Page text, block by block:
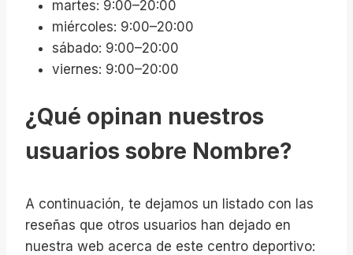
martes: 9:00–20:00
miércoles: 9:00–20:00
sábado: 9:00–20:00
viernes: 9:00–20:00
¿Qué opinan nuestros
usuarios sobre Nombre?
A continuación, te dejamos un listado con las
reseñas que otros usuarios han dejado en
nuestra web acerca de este centro deportivo: